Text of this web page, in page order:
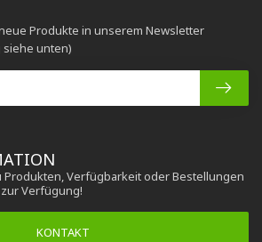
Produkten, Verfügbarkeit oder Bestellungen
Verfügung!
KONTAKT
Produkte in unserem Newsletter
unten)